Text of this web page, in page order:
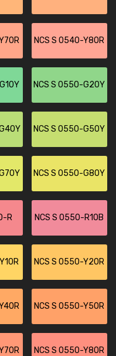
NCS S 0540-Y80R
NCS S 0550-G20Y
NCS S 0550-G50Y
NCS S 0550-G80Y
R NCS S 0550-R10B
NCS S 0550-Y20R
NCS S 0550-Y50R
NCS S 0550-Y80R